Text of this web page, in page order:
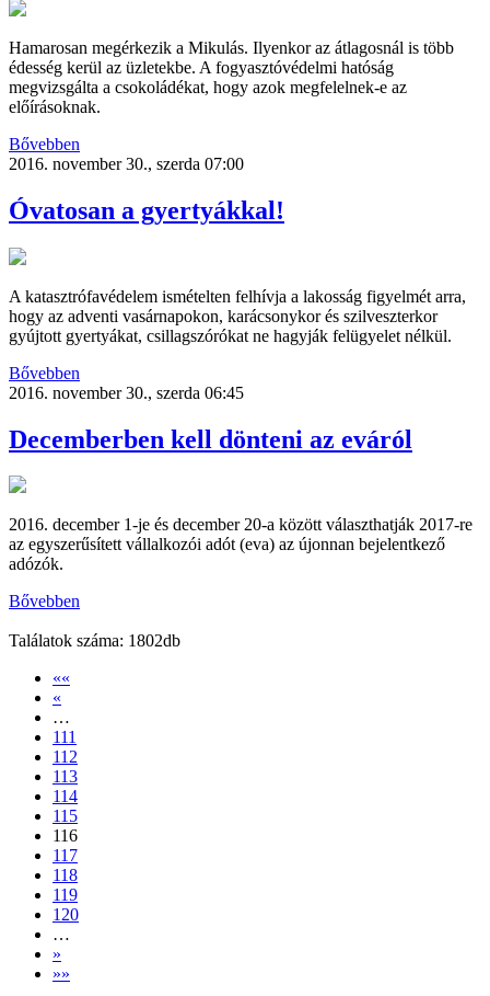
Hamarosan megérkezik a Mikulás. Ilyenkor az átlagosnál is több
édesség kerül az üzletekbe. A fogyasztóvédelmi hatóság
megvizsgálta a csokoládékat, hogy azok megfelelnek-e az
előírásoknak.
Bővebben
2016. november 30., szerda 07:00
Óvatosan a gyertyákkal!
A katasztrófavédelem ismételten felhívja a lakosság figyelmét arra,
hogy az adventi vasárnapokon, karácsonykor és szilveszterkor
gyújtott gyertyákat, csillagszórókat ne hagyják felügyelet nélkül.
Bővebben
2016. november 30., szerda 06:45
Decemberben kell dönteni az eváról
2016. december 1-je és december 20-a között választhatják 2017-re
az egyszerűsített vállalkozói adót (eva) az újonnan bejelentkező
adózók.
Bővebben
Találatok száma: 1802db
««
«
…
111
112
113
114
115
116
117
118
119
120
…
»
»»